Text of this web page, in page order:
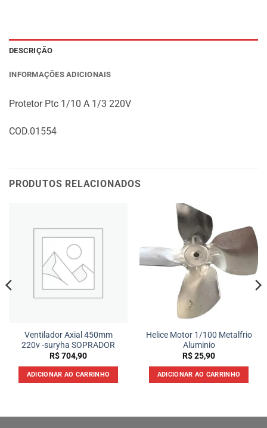
DESCRIÇÃO
INFORMAÇÕES ADICIONAIS
Protetor Ptc 1/10 A 1/3 220V
COD.01554
PRODUTOS RELACIONADOS
Ventilador Axial 450mm
220v -suryha SOPRADOR
R$704,90
ADICIONAR AO CARRINHO
Helice Motor 1/100 Metalfrio
Aluminio
R$25,90
ADICIONAR AO CARRINHO